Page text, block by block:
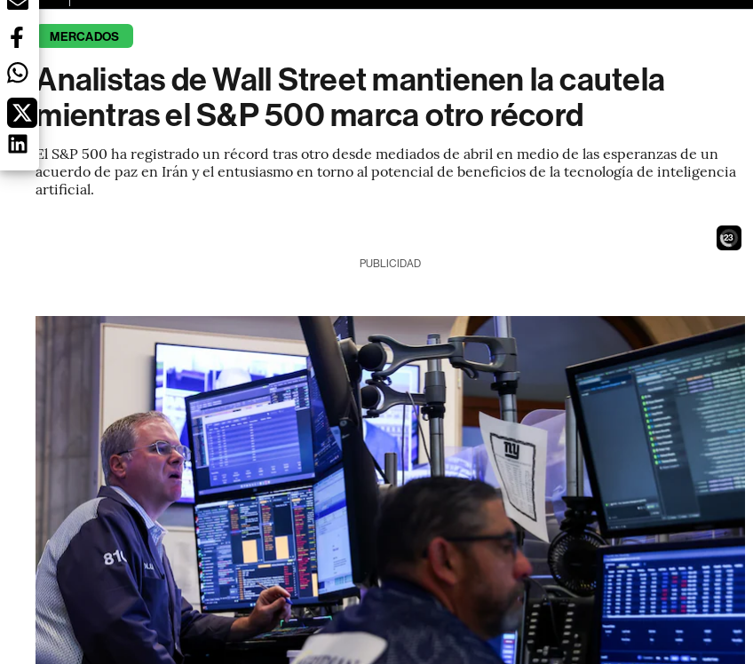
MERCADOS
Analistas de Wall Street mantienen la cautela
mientras el S&P 500 marca otro récord
El S&P 500 ha registrado un récord tras otro desde mediados de abril en medio de las esperanzas de un
acuerdo de paz en Irán y el entusiasmo en torno al potencial de beneficios de la tecnología de inteligencia
artificial.
21
PUBLICIDAD